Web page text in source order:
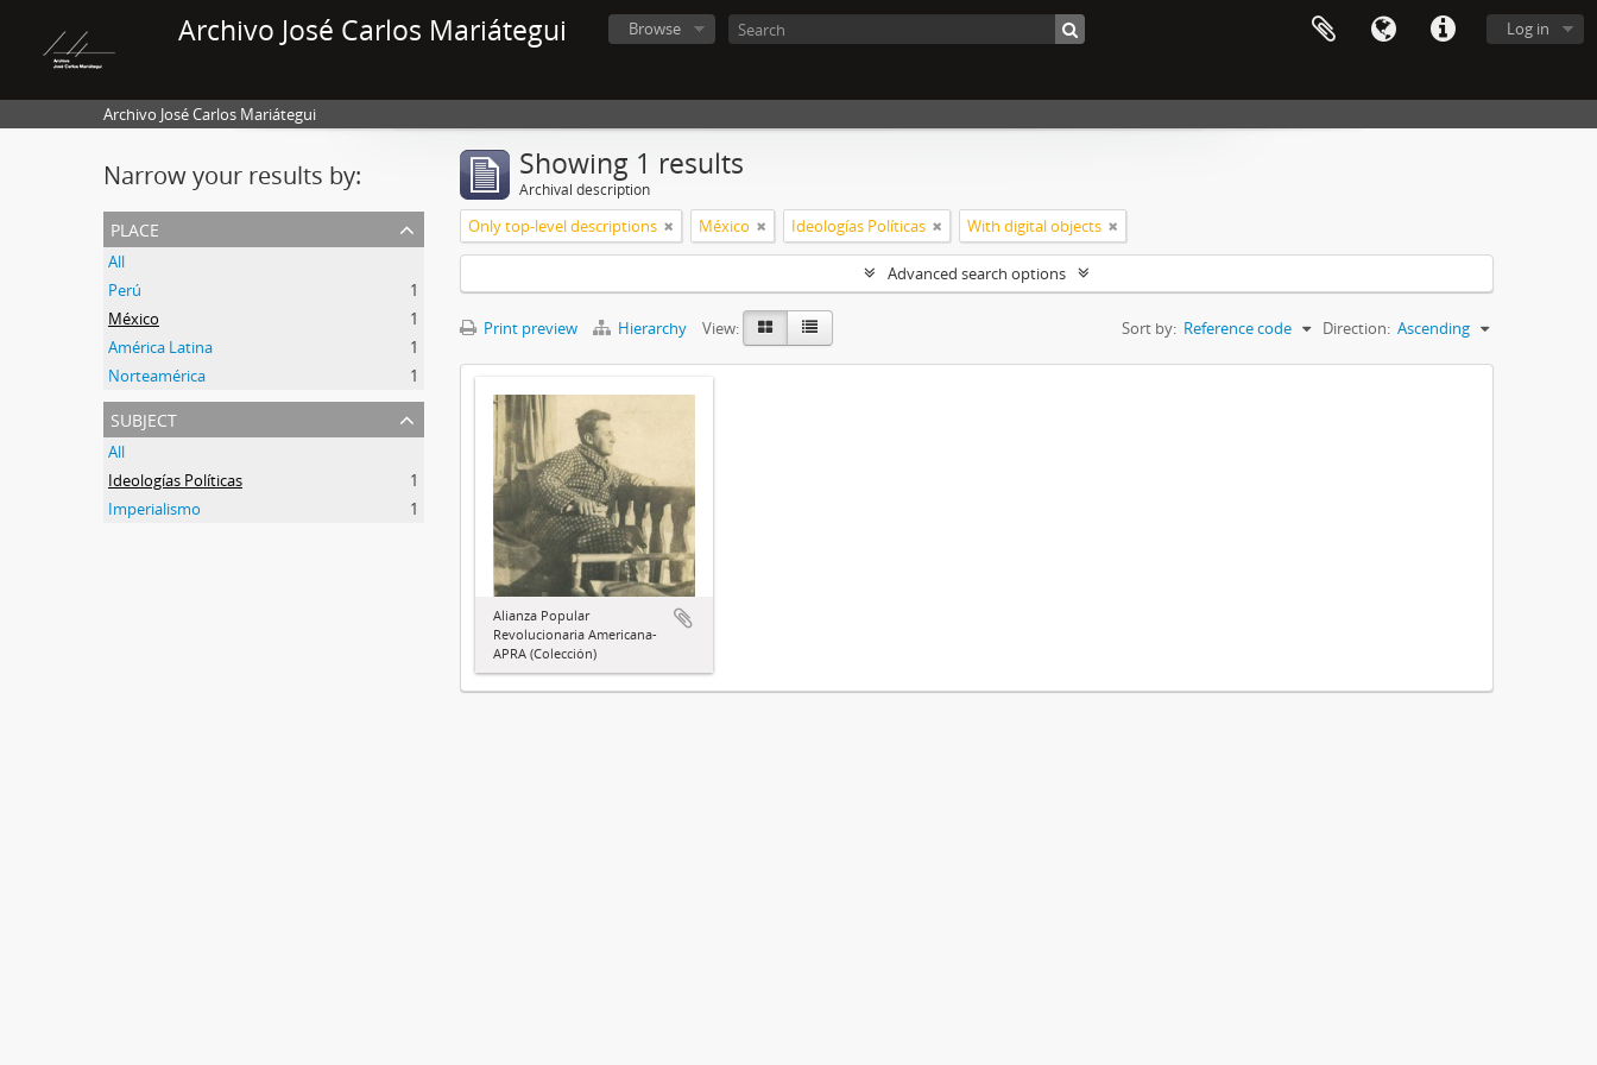
Archivo José Carlos Mariátegui Log in
Browse
Archivo José Carlos Mariátegui
Narrow your results by:
place
All
Perú
1
México
1
América Latina
1
Norteamérica
1
subject
All
Ideologías Políticas
1
Imperialismo
1
Showing 1 results
Archival description
Only top-level descriptions México Ideologías Políticas With digital objects
Advanced search options
Print preview Hierarchy View: Sort by: Reference code Direction: Ascending
Alianza Popular
Revolucionaria Americana-
APRA (Colección)